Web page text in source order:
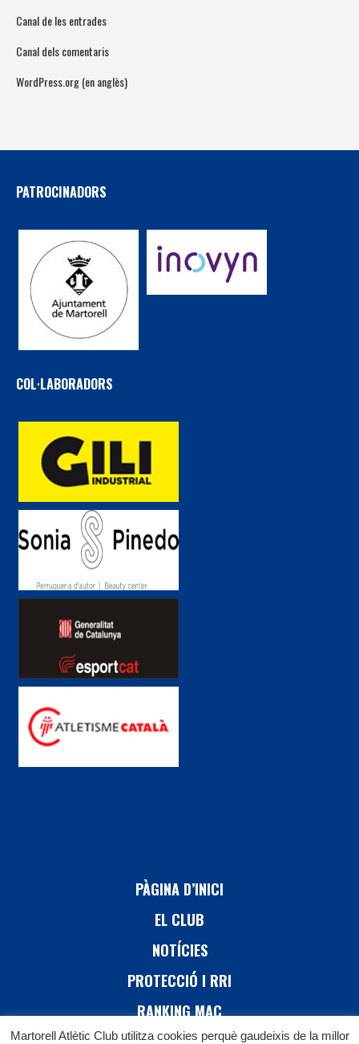
Canal de les entrades
Canal dels comentaris
WordPress.org (en anglès)
PATROCINADORS
COL·LABORADORS
PÀGINA D’INICI
EL CLUB
NOTÍCIES
PROTECCIÓ I RRI
RANKING MAC
Martorell Atlètic Club utilitza cookies perquè gaudeixis de la millor